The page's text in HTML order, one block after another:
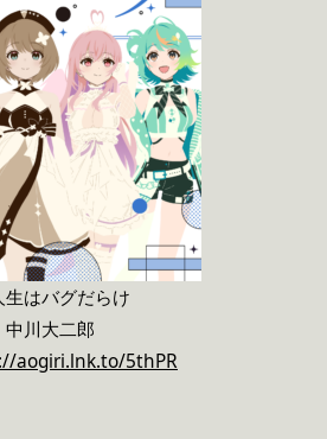
はバグだらけ
川大二郎
aogiri.lnk.to/5thPR